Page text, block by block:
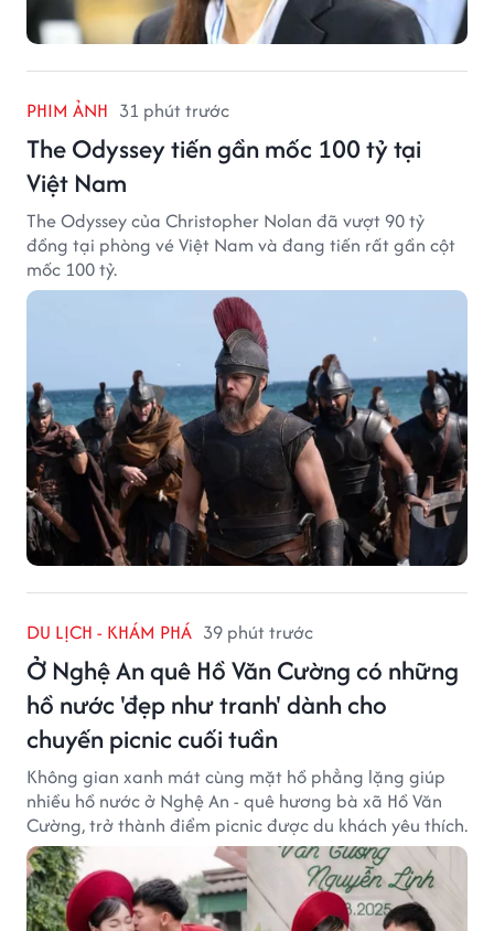
PHIM ẢNH 31 phút trước
The Odyssey tiến gần mốc 100 tỷ tại
Việt Nam
The Odyssey của Christopher Nolan đã vượt 90 tỷ
đồng tại phòng vé Việt Nam và đang tiến rất gần cột
mốc 100 tỷ.
DU LỊCH - KHÁM PHÁ 39 phút trước
Ở Nghệ An quê Hồ Văn Cường có những
hồ nước 'đẹp như tranh' dành cho
chuyến picnic cuối tuần
Không gian xanh mát cùng mặt hồ phẳng lặng giúp
nhiều hồ nước ở Nghệ An - quê hương bà xã Hồ Văn
Cường, trở thành điểm picnic được du khách yêu thích.